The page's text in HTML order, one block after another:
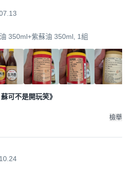
350ml+紫蘇油 350ml, 1組
可不是開玩笑》
檢舉